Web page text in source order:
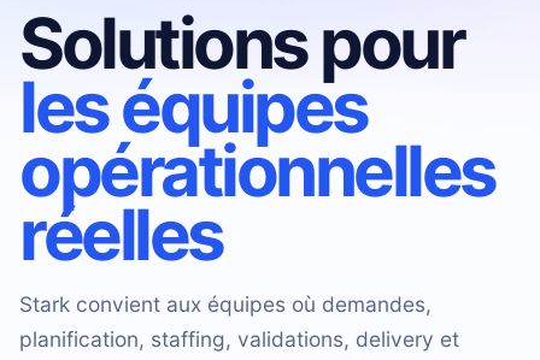
Solutions pour
les équipes
opérationnelles
réelles
Stark convient aux équipes où demandes,
planification, staffing, validations, delivery et